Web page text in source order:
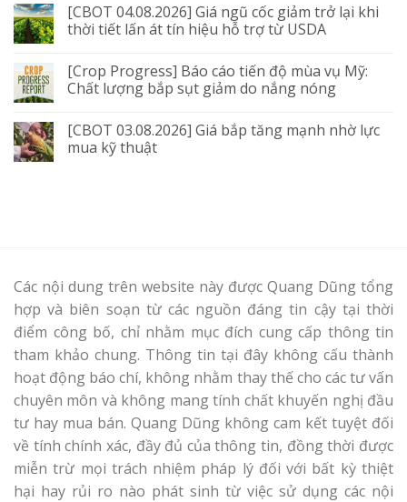
[CBOT 04.08.2026] Giá ngũ cốc giảm trở lại khi
thời tiết lấn át tín hiệu hỗ trợ từ USDA
[Crop Progress] Báo cáo tiến độ mùa vụ Mỹ:
Chất lượng bắp sụt giảm do nắng nóng
[CBOT 03.08.2026] Giá bắp tăng mạnh nhờ lực
mua kỹ thuật
Các nội dung trên website này được Quang Dũng tổng
hợp và biên soạn từ các nguồn đáng tin cậy tại thời
điểm công bố, chỉ nhằm mục đích cung cấp thông tin
tham khảo chung. Thông tin tại đây không cấu thành
hoạt động báo chí, không nhằm thay thế cho các tư vấn
chuyên môn và không mang tính chất khuyến nghị đầu
tư hay mua bán. Quang Dũng không cam kết tuyệt đối
về tính chính xác, đầy đủ của thông tin, đồng thời được
miễn trừ mọi trách nhiệm pháp lý đối với bất kỳ thiệt
hại hay rủi ro nào phát sinh từ việc sử dụng các nội